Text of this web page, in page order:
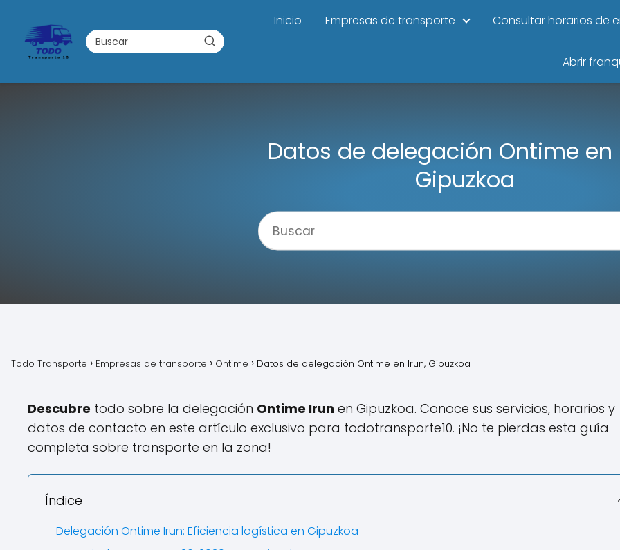
Inicio Empresas de transporte Consultar horarios de
Abrir
Datos de delegación Ontime en
Gipuzkoa
Todo Transporte Empresas de transporte Ontime Datos de delegación Ontime en Irun, Gipuzkoa
Descubre todo sobre la delegación Ontime Irun en Gipuzkoa. Conoce sus servicios, horarios y
datos de contacto en este artículo exclusivo para todotransporte10. ¡No te pierdas esta guía
completa sobre transporte en la zona!
Índice
Delegación Ontime Irun: Eficiencia logística en Gipuzkoa